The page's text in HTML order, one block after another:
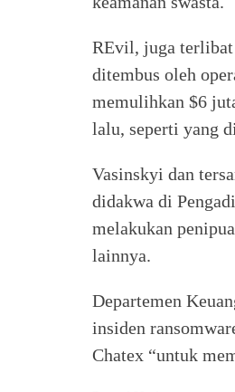
REvil, juga terlibat
ditembus oleh
memulihkan $6
lalu, seperti yang
Vasinskyi dan
didakwa di
melakukan
lainnya.
Departemen
insiden
Chatex “untuk